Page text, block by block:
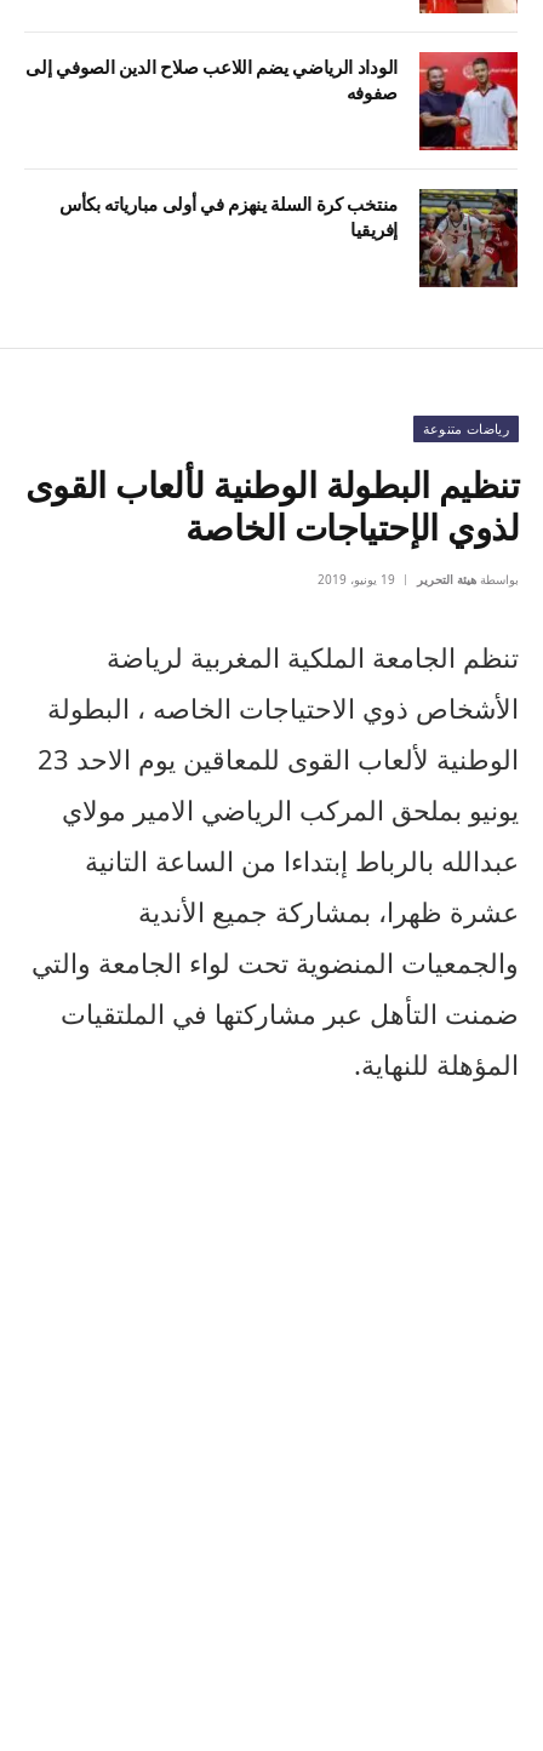
الوداد الرياضي يضم اللاعب صلاح الدين الصوفي إلى
صفوفه
منتخب كرة السلة ينهزم في أولى مبارياته بكأس
إفريقيا
رياضات متنوعة
تنظيم البطولة الوطنية لألعاب القوى
لذوي الإحتياجات الخاصة
بواسطة هيئة التحرير 19 يونيو، 2019
تنظم الجامعة الملكية المغربية لرياضة
الأشخاص ذوي الاحتياجات الخاصه ، البطولة
الوطنية لألعاب القوى للمعاقين يوم الاحد 23
يونيو بملحق المركب الرياضي الامير مولاي
عبدالله بالرباط إبتداءا من الساعة التانية
عشرة ظهرا، بمشاركة جميع الأندية
والجمعيات المنضوية تحت لواء الجامعة والتي
ضمنت التأهل عبر مشاركتها في الملتقيات
المؤهلة للنهاية.